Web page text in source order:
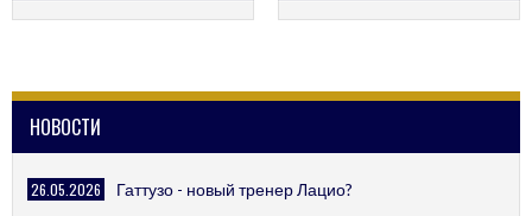
НОВОСТИ
26.05.2026 Гаттузо - новый тренер Лацио?